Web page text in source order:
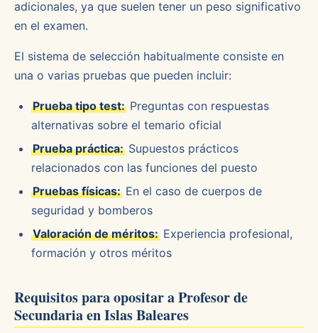
adicionales, ya que suelen tener un peso significativo
en el examen.
El sistema de selección habitualmente consiste en
una o varias pruebas que pueden incluir:
Prueba tipo test: Preguntas con respuestas
alternativas sobre el temario oficial
Prueba práctica: Supuestos prácticos
relacionados con las funciones del puesto
Pruebas físicas: En el caso de cuerpos de
seguridad y bomberos
Valoración de méritos: Experiencia profesional,
formación y otros méritos
Requisitos para opositar a Profesor de
Secundaria en Islas Baleares